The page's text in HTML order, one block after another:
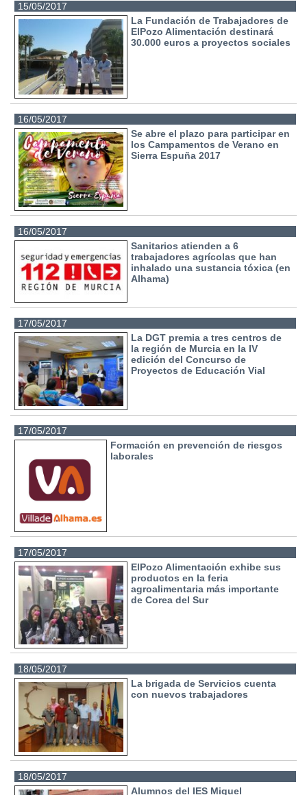
15/05/2017
La Fundación de Trabajadores de
ElPozo Alimentación destinará
30.000 euros a proyectos sociales
16/05/2017
Se abre el plazo para participar en
los Campamentos de Verano en
Sierra Espuña 2017
16/05/2017
Sanitarios atienden a 6
trabajadores agrícolas que han
inhalado una sustancia tóxica (en
Alhama)
17/05/2017
La DGT premia a tres centros de
la región de Murcia en la IV
edición del Concurso de
Proyectos de Educación Vial
17/05/2017
Formación en prevención de riesgos
laborales
17/05/2017
ElPozo Alimentación exhibe sus
productos en la feria
agroalimentaria más importante
de Corea del Sur
18/05/2017
La brigada de Servicios cuenta
con nuevos trabajadores
18/05/2017
Alumnos del IES Miguel